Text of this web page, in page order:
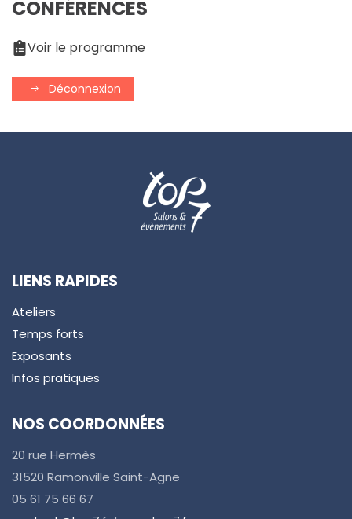
CONFÉRENCES
Voir le programme
Déconnexion
LIENS RAPIDES
Ateliers
Temps forts
Exposants
Infos pratiques
NOS COORDONNÉES
20 rue Hermès
31520 Ramonville Saint-Agne
05 61 75 66 67